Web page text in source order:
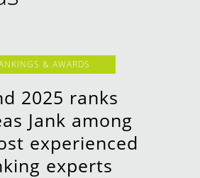
& AWARDS
2025 ranks
Jank among
experienced
experts